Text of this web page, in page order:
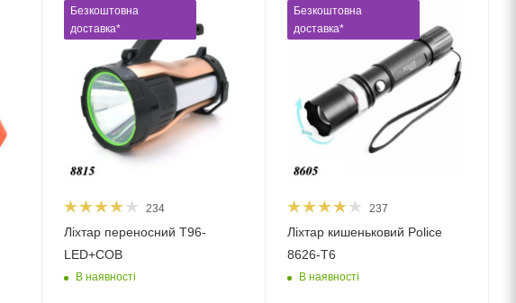
Безкоштовна
доставка*
234
Ліхтар переносний T96-
LED+COB
В наявності
Безкоштовна
доставка*
237
Ліхтар кишеньковий Police
8626-T6
В наявності